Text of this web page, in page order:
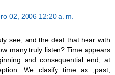
02, 2006 12:20 a. m.
see, and the deaf that hear with
many truly listen? Time appears
and consequential end, at
We clasify time as ,past,